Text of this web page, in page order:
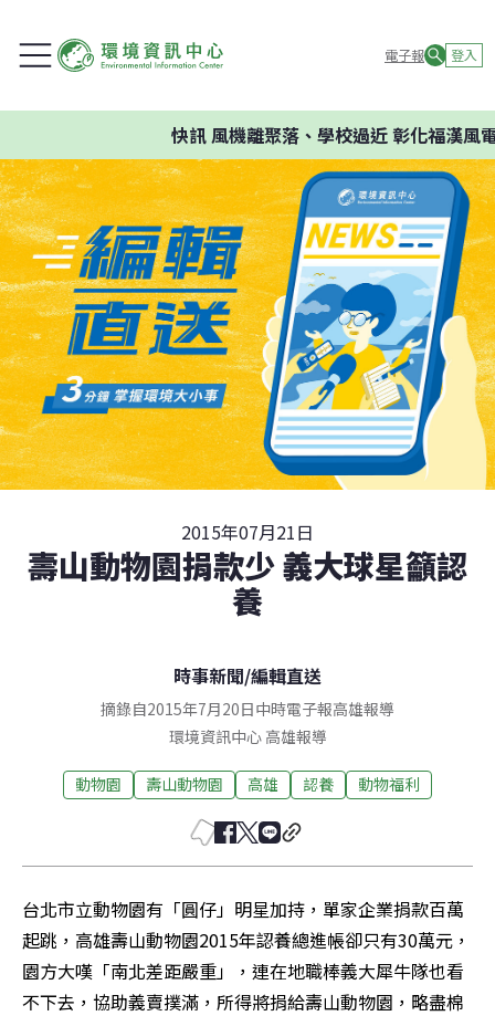
電子報 登入
快訊風機離聚落、學校過近 彰化福漢風電
2015年07月21日
壽山動物園捐款少 義大球星籲認
養
時事新聞/編輯直送
摘錄自2015年7月20日中時電子報高雄報導
環境資訊中心 高雄報導
動物園 壽山動物園 高雄 認養 動物福利
台北市立動物園有「圓仔」明星加持，單家企業捐款百萬
起跳，高雄壽山動物園2015年認養總進帳卻只有30萬元，
園方大嘆「南北差距嚴重」，連在地職棒義大犀牛隊也看
不下去，協助義賣撲滿，所得將捐給壽山動物園，略盡棉